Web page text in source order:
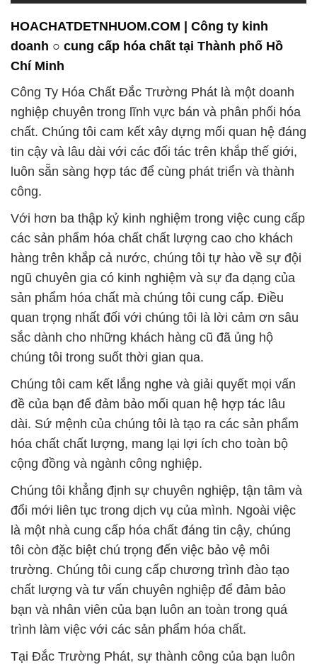
HOACHATDETNHUOM.COM | Công ty kinh
doanh ○ cung cấp hóa chất tại Thành phố Hồ
Chí Minh
Công Ty Hóa Chất Đắc Trường Phát là một doanh
nghiệp chuyên trong lĩnh vực bán và phân phối hóa
chất. Chúng tôi cam kết xây dựng mối quan hệ đáng
tin cậy và lâu dài với các đối tác trên khắp thế giới,
luôn sẵn sàng hợp tác để cùng phát triển và thành
công.
Với hơn ba thập kỷ kinh nghiệm trong việc cung cấp
các sản phẩm hóa chất chất lượng cao cho khách
hàng trên khắp cả nước, chúng tôi tự hào về sự đội
ngũ chuyên gia có kinh nghiệm và sự đa dạng của
sản phẩm hóa chất mà chúng tôi cung cấp. Điều
quan trọng nhất đối với chúng tôi là lời cảm ơn sâu
sắc dành cho những khách hàng cũ đã ủng hộ
chúng tôi trong suốt thời gian qua.
Chúng tôi cam kết lắng nghe và giải quyết mọi vấn
đề của bạn để đảm bảo mối quan hệ hợp tác lâu
dài. Sứ mệnh của chúng tôi là tạo ra các sản phẩm
hóa chất chất lượng, mang lại lợi ích cho toàn bộ
cộng đồng và ngành công nghiệp.
Chúng tôi khẳng định sự chuyên nghiệp, tận tâm và
đổi mới liên tục trong dịch vụ của mình. Ngoài việc
là một nhà cung cấp hóa chất đáng tin cậy, chúng
tôi còn đặc biệt chú trọng đến việc bảo vệ môi
trường. Chúng tôi cung cấp chương trình đào tạo
chất lượng và tư vấn chuyên nghiệp để đảm bảo
bạn và nhân viên của bạn luôn an toàn trong quá
trình làm việc với các sản phẩm hóa chất.
Tại Đắc Trường Phát, sự thành công của bạn luôn